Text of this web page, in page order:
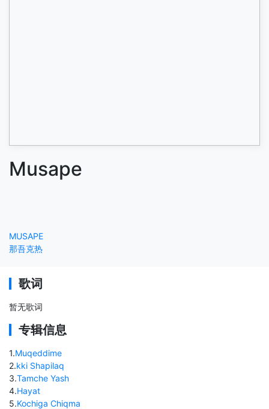
Musape
MUSAPE
那吾克热
歌词
暂无歌词
专辑信息
1.Muqeddime
2.kki Shapilaq
3.Tamche Yash
4.Hayat
5.Kochiga Chiqma